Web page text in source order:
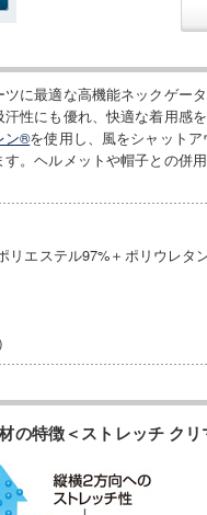
に最適な高機能ネックゲー
性にも優れ、快適な着用感
ン®を使用し、風をシャット
。ヘルメットや帽子との併
リエステル97%＋ポリウレタ
の特徴＜ストレッチ クリ